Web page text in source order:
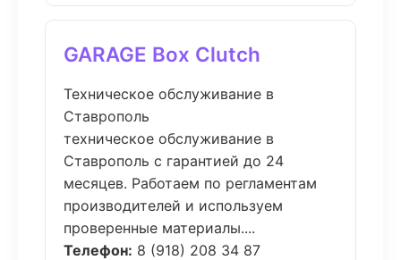
GARAGE Box Clutch
Техническое обслуживание в
Ставрополь
техническое обслуживание в
Ставрополь с гарантией до 24
месяцев. Работаем по регламентам
производителей и используем
проверенные материалы....
Телефон: 8 (918) 208 34 87